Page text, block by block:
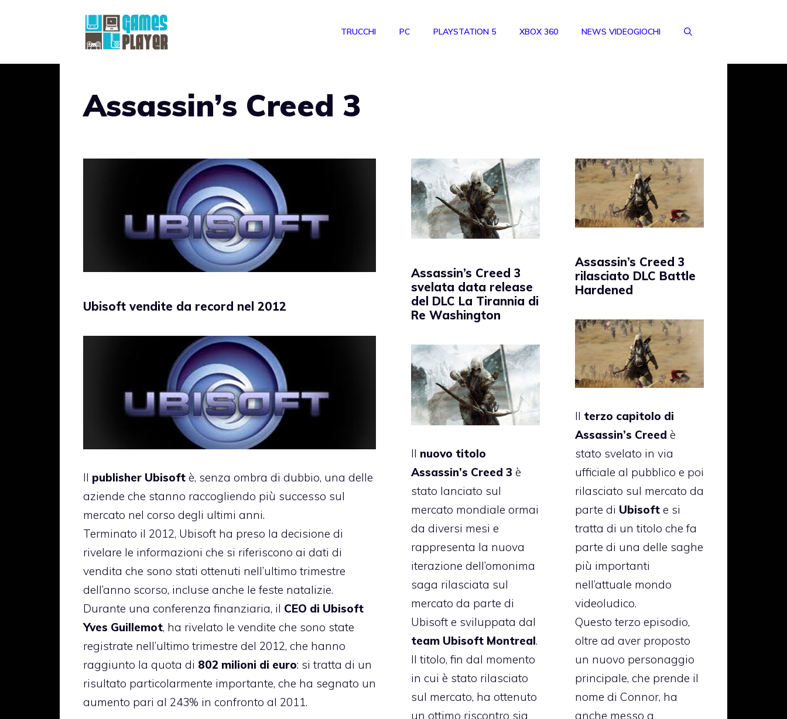
TRUCCHI PC PLAYSTATION 5 XBOX 360 NEWS VIDEOGIOCHI
Assassin’s Creed 3
Ubisoft vendite da record nel 2012
Il publisher Ubisoft è, senza ombra di dubbio, una delle
aziende che stanno raccogliendo più successo sul
mercato nel corso degli ultimi anni.
Terminato il 2012, Ubisoft ha preso la decisione di
rivelare le informazioni che si riferiscono ai dati di
vendita che sono stati ottenuti nell’ultimo trimestre
dell’anno scorso, incluse anche le feste natalizie.
Durante una conferenza finanziaria, il CEO di Ubisoft
Yves Guillemot, ha rivelato le vendite che sono state
registrate nell’ultimo trimestre del 2012, che hanno
raggiunto la quota di 802 milioni di euro: si tratta di un
risultato particolarmente importante, che ha segnato un
aumento pari al 243% in confronto al 2011.
Assassin’s Creed 3
svelata data release
del DLC La Tirannia di
Re Washington
Il nuovo titolo
Assassin’s Creed 3 è
stato lanciato sul
mercato mondiale ormai
da diversi mesi e
rappresenta la nuova
iterazione dell’omonima
saga rilasciata sul
mercato da parte di
Ubisoft e sviluppata dal
team Ubisoft Montreal.
Il titolo, fin dal momento
in cui è stato rilasciato
sul mercato, ha ottenuto
un ottimo riscontro sia
Assassin’s Creed 3
rilasciato DLC Battle
Hardened
Il terzo capitolo di
Assassin’s Creed è
stato svelato in via
ufficiale al pubblico e poi
rilasciato sul mercato da
parte di Ubisoft e si
tratta di un titolo che fa
parte di una delle saghe
più importanti
nell’attuale mondo
videoludico.
Questo terzo episodio,
oltre ad aver proposto
un nuovo personaggio
principale, che prende il
nome di Connor, ha
anche messo a